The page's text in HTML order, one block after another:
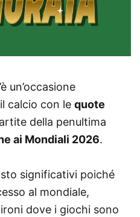
un’occasione
calcio con le quote
della penultima
ai Mondiali 2026.
significativi poiché
al mondiale,
dove i giochi sono